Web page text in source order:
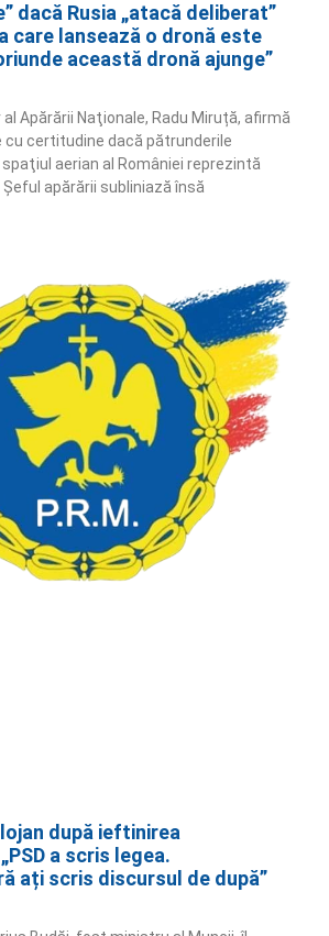
dacă Rusia „atacă deliberat”
care lansează o dronă este
această dronă ajunge”
Apărării Naţionale, Radu Miruță, afirmă
cu certitudine dacă pătrunderile
aerian al României reprezintă
apărării subliniază însă
după ieftinirea
a scris legea.
ați scris discursul de după”